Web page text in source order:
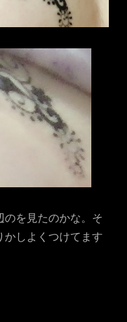
を見たのかな。そ
しよくつけてます